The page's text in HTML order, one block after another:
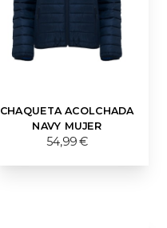
CHAQUETA ACOLCHADA
NAVY MUJER
54,99 €